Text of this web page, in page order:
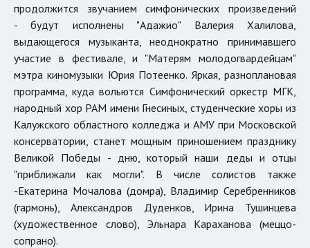
продолжится звучанием симфонических произведений
- будут исполнены "Адажио" Валерия Халилова,
выдающегося музыканта, неоднократно принимавшего
участие в фестивале, и "Матерям молодогвардейцам"
мэтра киномузыки Юрия Потеенко. Яркая, разноплановая
программа, куда вольются Симфонический оркестр МГК,
народный хор РАМ имени Гнесиных, студенческие хоры из
Калужского областного колледжа и АМУ при Московской
консерватории, станет мощным приношением празднику
Великой Победы - дню, который наши деды и отцы
"приближали как могли". В числе солистов также
-Екатерина Мочалова (домра), Владимир Серебренников
(гармонь), Александров Дуденков, Ирина Тушинцева
(художественное слово), Эльнара Караханова (меццо-
сопрано).